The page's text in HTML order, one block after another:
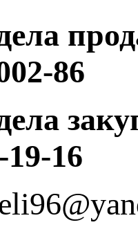
86
19-16